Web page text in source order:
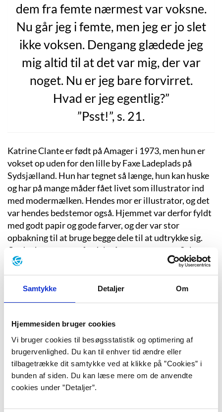
Samtykke Detaljer Om
Hjemmesiden bruger cookies
Vi bruger cookies til besøgsstatistik og optimering af
brugervenlighed. Du kan til enhver tid ændre eller
tilbagetrække dit samtykke ved at klikke på ”Cookies” i
bunden af siden. Du kan læse mere om de anvendte
cookies under ”Detaljer”.
dem fra femte nærmest var voksne.
Nu går jeg i femte, men jeg er jo slet
ikke voksen. Dengang glædede jeg
mig altid til at det var mig, der var
noget. Nu er jeg bare forvirret.
Hvad er jeg egentlig?”
”Psst!”, s. 21.
Katrine Clante er født på Amager i 1973, men hun er
vokset op uden for den lille by Faxe Ladeplads på
Sydsjælland. Hun har tegnet så længe, hun kan huske
og har på mange måder fået livet som illustrator ind
med modermælken. Hendes mor er illustrator, og det
var hendes bedstemor også. Hjemmet var derfor fyldt
med godt papir og gode farver, og der var stor
opbakning til at bruge begge dele til at udtrykke sig.
Og det kan være en fordel, når man er genert. Selv
siger Katrine Clante om det: ”
Jeg var ret genert og ikke
så god til at snakke med andre, og så var det rart at kunne
tegne og male sine følelser .” (Maria Roslev:
Mailinterview med Katrine Clante. Forfatterweb, maj
Trods mange års øvelse og masser af familiær
opbakning var det ikke så lige til at vælge et liv som
tegner, da Katrine Clante blev voksen, for som hun
siger: ”Da jeg skulle vælge uddannelse, ville jeg være alt
andet end tegner, for jeg syntes, at det var så pinligt at
skulle være det samme som sin mor (og bedstemor). Jeg var